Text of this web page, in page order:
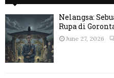
Nelangsa:
Rupa di
June 27, 2026